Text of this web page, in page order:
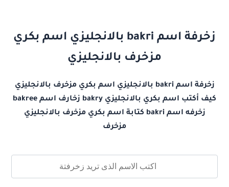
زخرفة اسم bakri بالانجليزي اسم بكري
مزخرف بالانجليزي
زخرفة اسم bakri بالانجليزي اسم بكري مزخرف بالانجليزي
كيف أكتب اسم بكري بالانجليزي bakry زخارف اسم bakree
زخرفه اسم bakri كتابة اسم بكري مزخرف بالانجليزي
مزخرف